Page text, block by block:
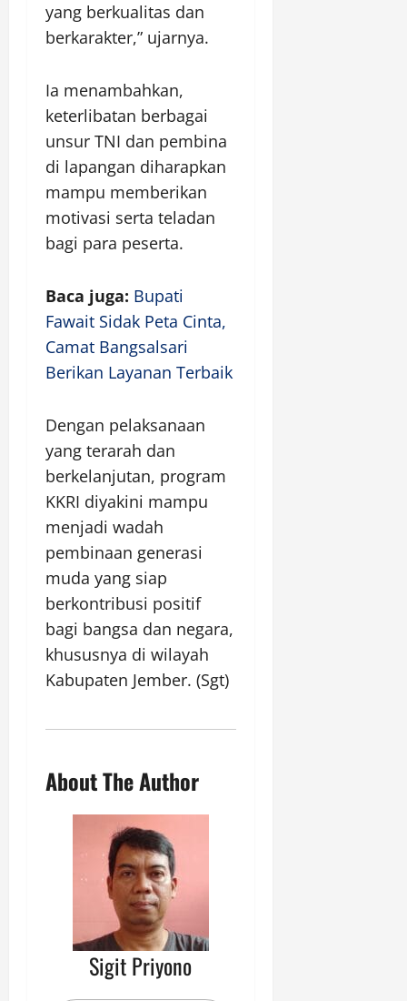
yang berkualitas dan
berkarakter,” ujarnya.
Ia menambahkan,
keterlibatan berbagai
unsur TNI dan pembina
di lapangan diharapkan
mampu memberikan
motivasi serta teladan
bagi para peserta.
Baca juga: Bupati
Fawait Sidak Peta Cinta,
Camat Bangsalsari
Berikan Layanan Terbaik
Dengan pelaksanaan
yang terarah dan
berkelanjutan, program
KKRI diyakini mampu
menjadi wadah
pembinaan generasi
muda yang siap
berkontribusi positif
bagi bangsa dan negara,
khususnya di wilayah
Kabupaten Jember. (Sgt)
About The Author
Sigit Priyono